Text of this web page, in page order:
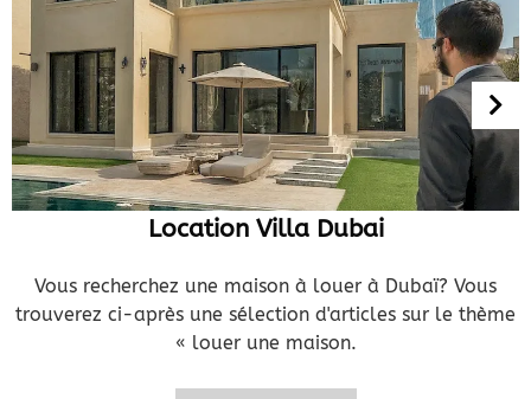
Location Villa Dubai
Vous recherchez une maison à louer à Dubaï? Vous
trouverez ci-après une sélection d'articles sur le thème
« louer une maison.